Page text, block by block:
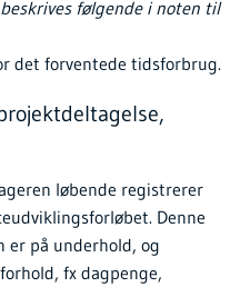
følgende i noten til
det forventede tidsforbrug.
løbende registrerer
Denne
er på underhold, og
fx dagpenge,